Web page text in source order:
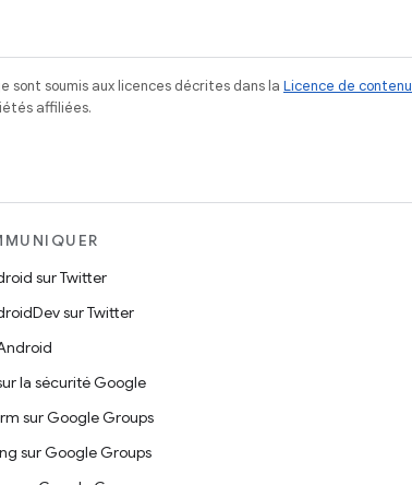
sont soumis aux licences décrites dans la Licence de contenu
affiliées.
sur Twitter
sur Twitter
la sécurité Google
sur Google Groups
sur Google Groups